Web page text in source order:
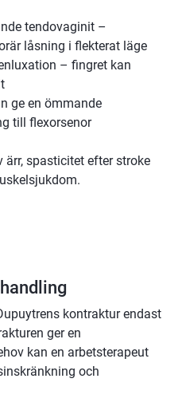
tendovaginit –
låsning i flekterat läge
– fingret kan
ge en ömmande
till flexorsenor
spasticitet efter stroke
kontraktur endast
ger en
kan en arbetsterapeut
och